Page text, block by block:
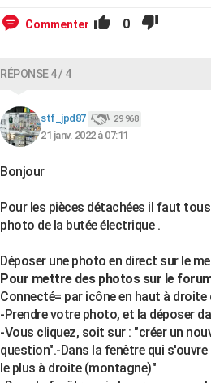
Commenter 0
RÉPONSE 4 / 4
stf_jpd87 29 968
21 janv. 2022 à 07:11
Bonjour
Pour les pièces détachées il faut
photo de la butée électrique .
Déposer une photo en direct sur le
Pour mettre des photos sur le
Connecté= par icône en haut à droite
-Prendre votre photo, et la déposer
-Vous cliquez, soit sur : "créer un
question".-Dans la fenêtre qui
le plus à droite (montagne)"